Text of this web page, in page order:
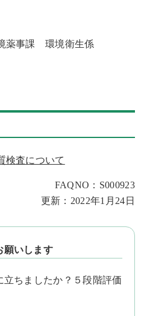
事課 環境衛生係
検査について
FAQNO：S000923
更新：2022年1月24日
願いします
立ちましたか？５段階評価